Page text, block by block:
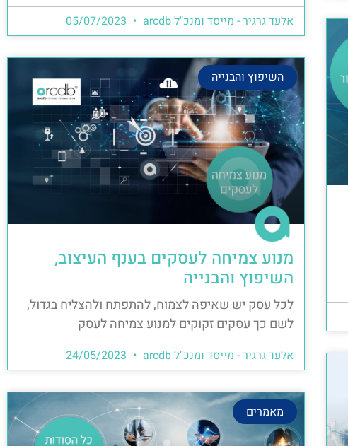
אלעד גרגיר - מייסד ומנכ"ל arcdb
השיפוץ והבנייה
מנוע צמיחה לעסקים בענף העיצוב,
השיפוץ והבנייה
לכל עסק יש שאיפה לצמוח, להתפתח ולהצליח בגדול,
לשם כך עסקים זקוקים למנוע צמיחה לעסק
אלעד גרגיר - מייסד ומנכ"ל arcdb
מאמרים